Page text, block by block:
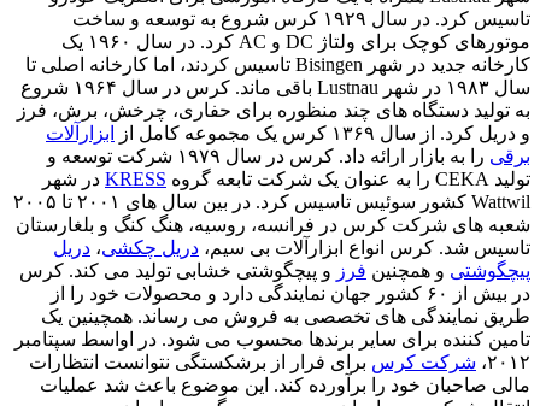
تاسیس کرد. در سال ۱۹۲۹ کرس شروع به توسعه و ساخت
موتورهای کوچک برای ولتاژ DC و AC کرد. در سال ۱۹۶۰ یک
کارخانه جدید در شهر Bisingen تاسیس کردند، اما کارخانه اصلی تا
سال ۱۹۸۳ در شهر Lustnau باقی ماند. کرس در سال ۱۹۶۴ شروع
به تولید دستگاه های چند منظوره برای حفاری، چرخش، برش، فرز
و دریل کرد. از سال ۱۳۶۹ کرس یک مجموعه کامل از
ابزارآلات
برقی
را به بازار ارائه داد. کرس در سال ۱۹۷۹ شرکت توسعه و
تولید CEKA را به عنوان یک شرکت تابعه گروه
KRESS در شهر
Wattwil کشور سوئیس تاسیس کرد. در بین سال های ۲۰۰۱ تا ۲۰۰۵
شعبه های شرکت کرس در فرانسه، روسیه، هنگ کنگ و بلغارستان
تاسیس شد. کرس انواع ابزارآلات بی سیم، دریل چکشی، دریل
پیچگوشتی و همچنین فرز و پیچگوشتی خشابی تولید می کند. کرس
در بیش از ۶۰ کشور جهان نمایندگی دارد و محصولات خود را از
طریق نمایندگی های تخصصی به فروش می رساند. همچینین یک
تامین کننده برای سایر برندها محسوب می شود. در اواسط سپتامبر
۲۰۱۲، شرکت کرس برای فرار از برشکستگی نتوانست انتظارات
مالی صاحبان خود را برآورده کند. این موضوع باعث شد عملیات